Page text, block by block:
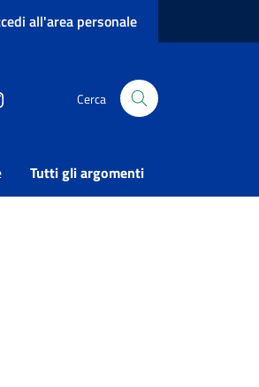
all'area personale
Cerca
Tutti gli argomenti
Vedi azioni